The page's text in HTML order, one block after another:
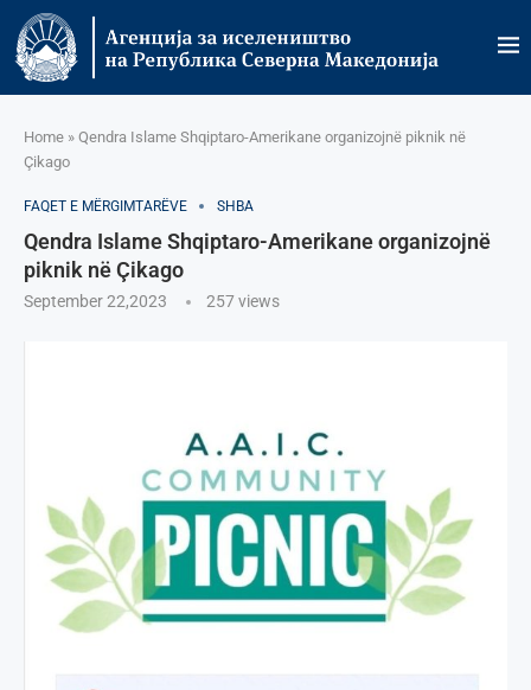
Home » Qendra Islame Shqiptaro-Amerikane organizojnë piknik në
Çikago
FAQET E MËRGIMTARËVE SHBA
Qendra Islame Shqiptaro-Amerikane organizojnë
piknik në Çikago
September 22,2023 257views